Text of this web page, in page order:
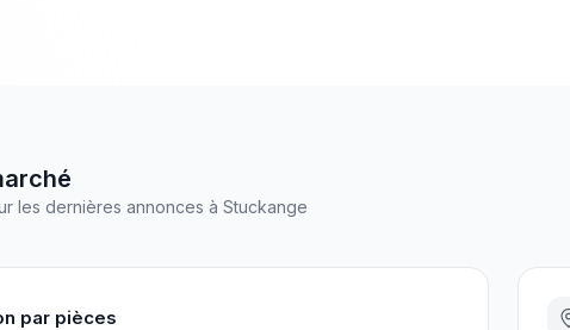
les dernières annonces à Stuckange
par pièces